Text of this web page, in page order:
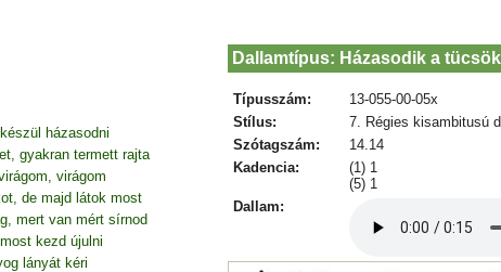
házasodni
gyakran termett rajta
virágom
de majd látok most
mert van mért sírnod
kezd újulni
lányát kéri
Dallamtípus: Házasodik a
Típusszám:
13-055-00-05x
Stílus:
7. Régies kisambitusú
Szótagszám:
14.14
Kadencia:
(1) 1
(5) 1
Dallam: